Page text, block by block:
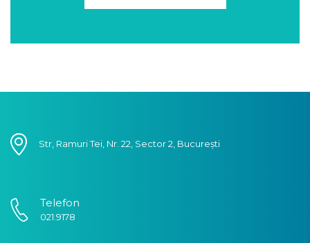
Str, Ramuri Tei, Nr. 22, Sector 2, București
Telefon
021.9178